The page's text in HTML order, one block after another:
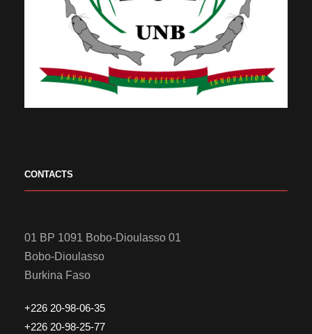
CONTACTS
01 BP 1091 Bobo-Dioulasso 01
Bobo-Dioulasso
Burkina Faso
+226 20-98-06-35
+226 20-98-25-77